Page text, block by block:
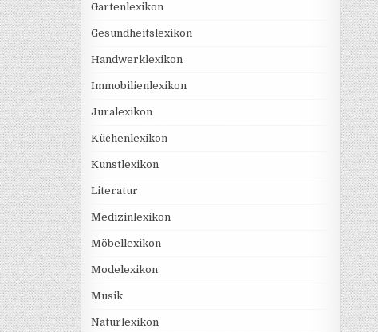
Gartenlexikon
Gesundheitslexikon
Handwerklexikon
Immobilienlexikon
Juralexikon
Küchenlexikon
Kunstlexikon
Literatur
Medizinlexikon
Möbellexikon
Modelexikon
Musik
Naturlexikon